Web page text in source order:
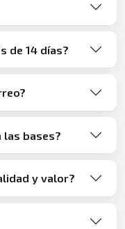
de 14 días?
las bases?
y valor?